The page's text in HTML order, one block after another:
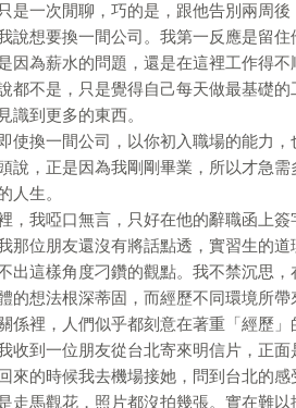
是一次閒聊，巧的是，跟他告別兩周
說想要換一間公司。我第一反應是留
因為薪水的問題，還是在這裡工作得不
都不是，只是覺得自己每天做最基礎
識到更多的東西。
使換一間公司，以你初入職場的能力
說，正是因為我剛剛畢業，所以才急
人生。
，我啞口無言，只好在他的辭職函上簽
那位朋友還沒有將話點透，實習生的
出這樣角度刁鑽的觀點。我不禁沉思
的想法根深蒂固，而經歷不同環境所
係裡，人們似乎都刻意在著重「經歷
收到一位朋友從台北寄來明信片，正
來的時候我去機場接她，問到台北的
走馬觀花，照片都沒拍幾張。實在難